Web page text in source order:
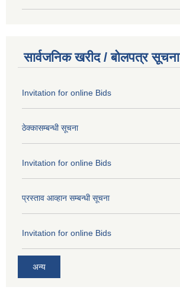
सार्वजनिक खरीद / बोलपत्र सूचना
Invitation for online Bids
ठेक्कासम्बन्धी सूचना
Invitation for online Bids
प्रस्ताव आव्हान सम्बन्धी सूचना
Invitation for online Bids
अन्य